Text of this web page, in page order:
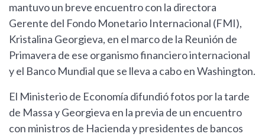
mantuvo un breve encuentro con la directora
Gerente del Fondo Monetario Internacional (FMI),
Kristalina Georgieva, en el marco de la Reunión de
Primavera de ese organismo financiero internacional
y el Banco Mundial que se lleva a cabo en Washington.
El Ministerio de Economía difundió fotos por la tarde
de Massa y Georgieva en la previa de un encuentro
con ministros de Hacienda y presidentes de bancos